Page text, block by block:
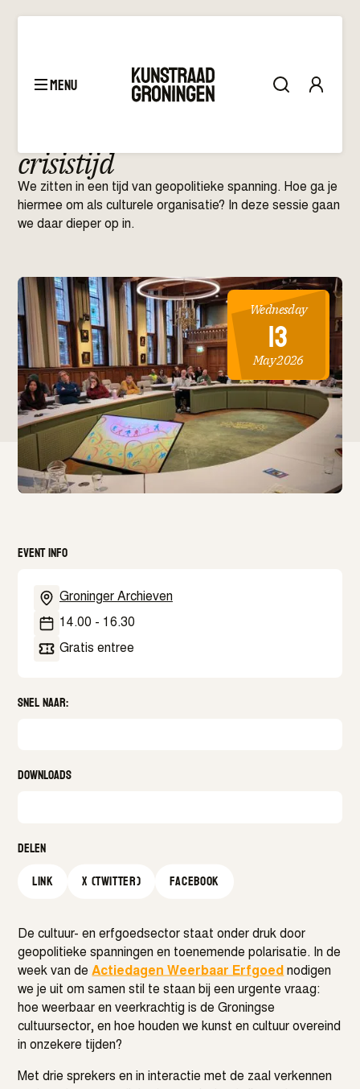
menu
crisistijd
We zitten in een tijd van geopolitieke spanning. Hoe ga je
hiermee om als culturele organisatie? In deze sessie gaan
we daar dieper op in.
Wednesday
13
May 2026
Event info
Groninger Archieven
14.00 - 16.30
Gratis entree
Snel naar:
Downloads
Delen
Link
X (Twitter) facebook
De cultuur- en erfgoedsector staat onder druk door
geopolitieke spanningen en toenemende polarisatie. In de
week van deActiedagen Weerbaar Erfgoed nodigen
we je uit om samen stil te staan bij een urgente vraag:
hoe weerbaar en veerkrachtig is de Groningse
cultuursector, en hoe houden we kunst en cultuur overeind
in onzekere tijden?
Met drie sprekers en in interactie met de zaal verkennen